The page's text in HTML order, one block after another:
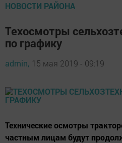
НОВОСТИ РАЙОНА
Техосмотры
по графику
admin, 15 мая 2019 - 09:19
Технические осмотры
частным лицам будут